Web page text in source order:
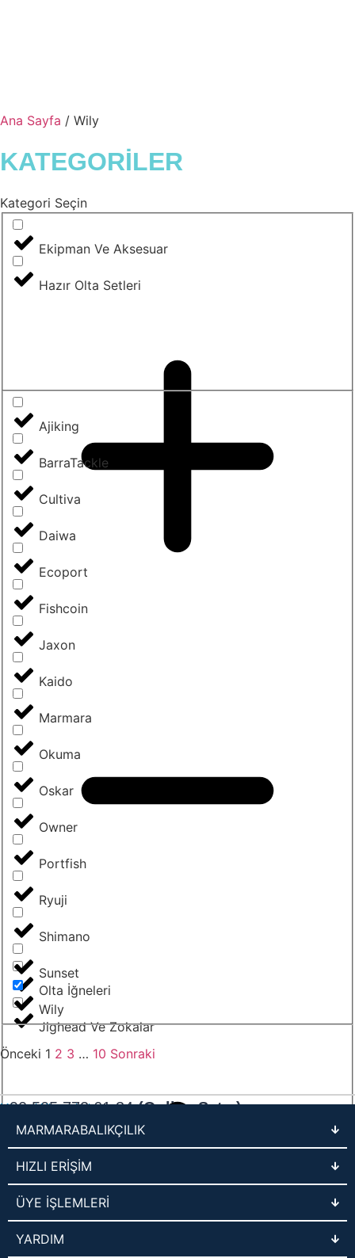
Ana Sayfa / Wily
KATEGORİLER
Kategori Seçin
Ekipman Ve Aksesuar
Hazır Olta Setleri
Olta İğneleri
Jighead Ve Zokalar
Ajiking
BarraTackle
Cultiva
Daiwa
Ecoport
Fishcoin
Jaxon
Kaido
Marmara
Okuma
Oskar
Owner
Portfish
Ryuji
Shimano
Sunset
Wily
Önceki 1 2 3 … 10 Sonraki
+90 505 772 61 34(Online Satış)
Müşteri Hizmetleri
MARMARABALIKÇILIK
HIZLI ERİŞİM
ÜYE İŞLEMLERİ
YARDIM